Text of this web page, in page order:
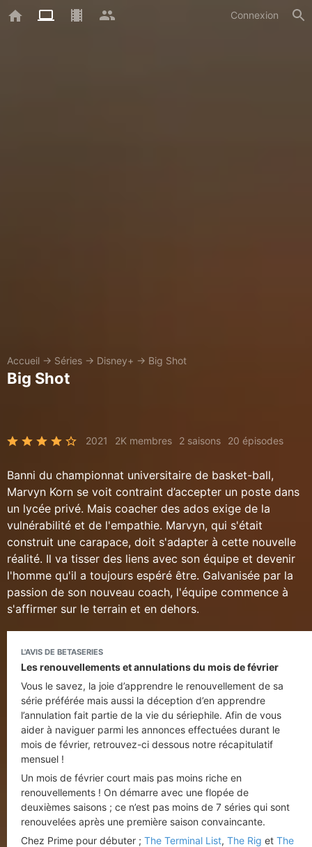
Connexion
Accueil → Séries → Disney+ → Big Shot
Big Shot
2021 2K membres 2 saisons 20 épisodes
Banni du championnat universitaire de basket-ball,
Marvyn Korn se voit contraint d’accepter un poste dans
un lycée privé. Mais coacher des ados exige de la
vulnérabilité et de l'empathie. Marvyn, qui s'était
construit une carapace, doit s'adapter à cette nouvelle
réalité. Il va tisser des liens avec son équipe et devenir
l'homme qu'il a toujours espéré être. Galvanisée par la
passion de son nouveau coach, l'équipe commence à
s'affirmer sur le terrain et en dehors.
L'AVIS DE BETASERIES
Les renouvellements et annulations du mois de février
Vous le savez, la joie d’apprendre le renouvellement de sa
série préférée mais aussi la déception d’en apprendre
l’annulation fait partie de la vie du sériephile. Afin de vous
aider à naviguer parmi les annonces effectuées durant le
mois de février, retrouvez-ci dessous notre récapitulatif
mensuel !
Un mois de février court mais pas moins riche en
renouvellements ! On démarre avec une flopée de
deuxièmes saisons ; ce n’est pas moins de 7 séries qui sont
renouvelées après une première saison convaincante.
Chez Prime pour débuter ; The Terminal List, The Rig et The